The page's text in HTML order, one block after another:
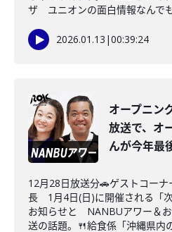
ザ ユニオンの面白情報なんで
2026.01.13 |00:39:24
オープニン
放送で、オ
んが今年最
12月28日放送分🚗ゲストコー
長 1月4日(日)に開催される「
お知らせと NANBUアワー＆
送の話題。🍴給食係「沖縄県内